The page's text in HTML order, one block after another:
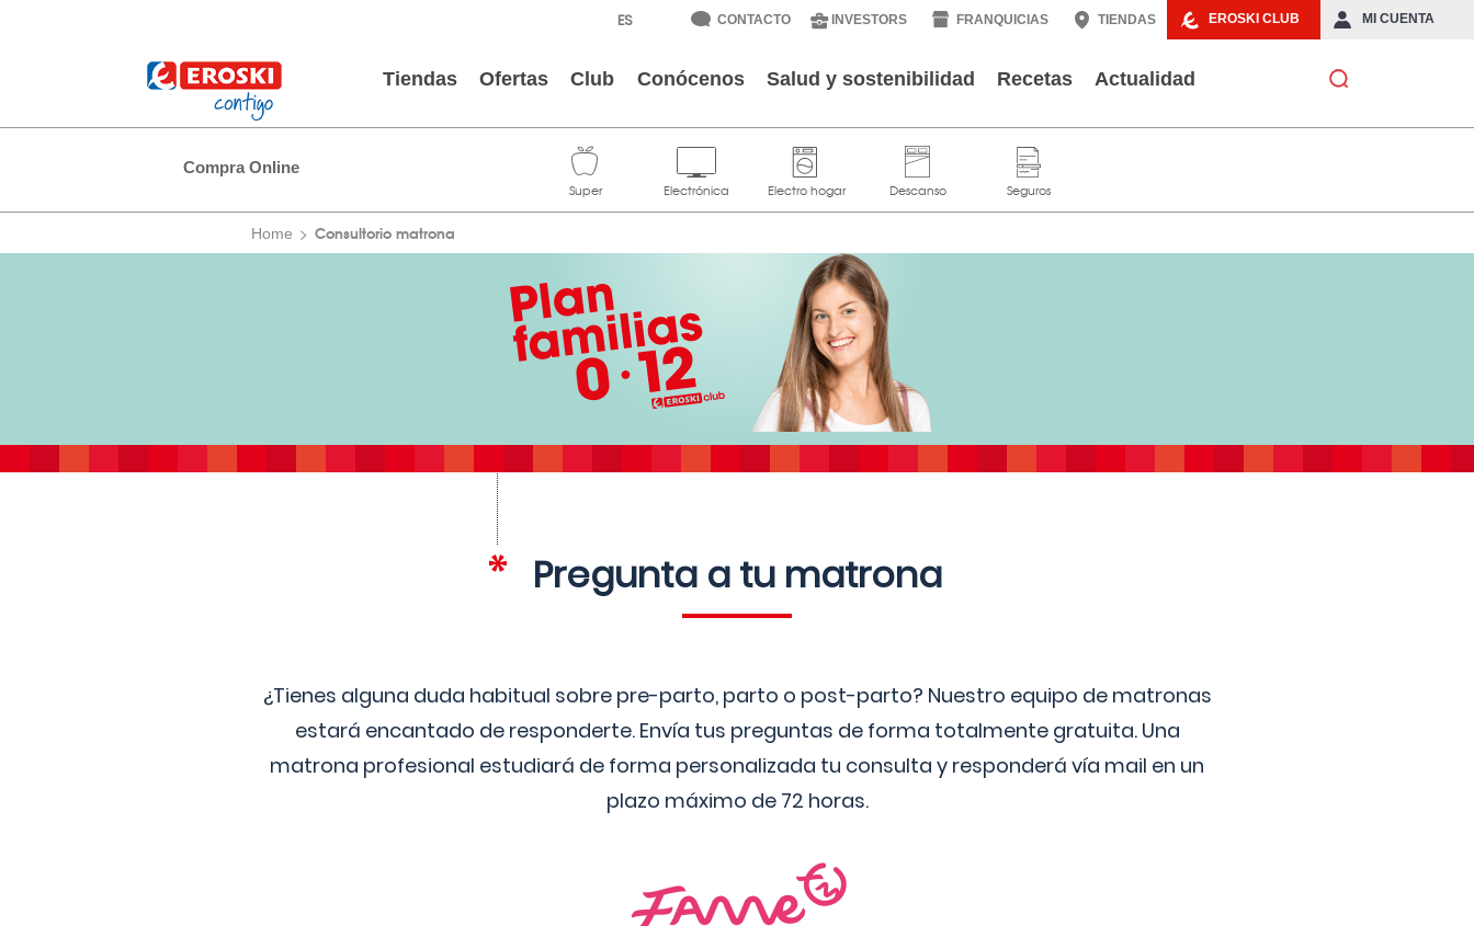
EROSKI CLUB MI CUENTA
CONTACTO INVESTORS FRANQUICIAS TIENDAS
Tiendas Ofertas Club Conócenos Salud y sostenibilidad Recetas Actualidad
Compra Online
Home Consultorio matrona
Pregunta a tu matrona
¿Tienes alguna duda habitual sobre pre-parto, parto o post-parto? Nuestro equipo de matronas
estará encantado de responderte. Envía tus preguntas de forma totalmente gratuita. Una
matrona profesional estudiará de forma personalizada tu consulta y responderá vía mail en un
plazo máximo de 72 horas.